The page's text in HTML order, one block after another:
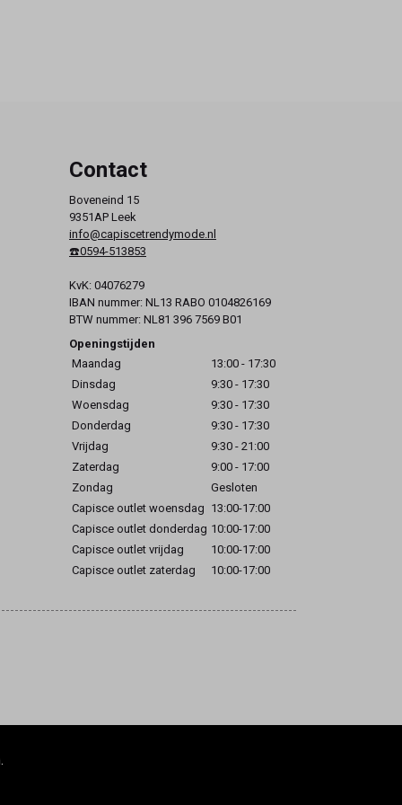
Contact
Boveneind 15
9351AP Leek
info@capiscetrendymode.nl
☎️0594-513853
KvK: 04076279
IBAN nummer: NL13 RABO 0104826169
BTW nummer: NL81 396 7569 B01
Openingstijden
Maandag
13:00 - 17:30
Dinsdag
9:30 - 17:30
Woensdag
9:30 - 17:30
Donderdag
9:30 - 17:30
Vrijdag
9:30 - 21:00
Zaterdag
9:00 - 17:00
Zondag
Gesloten
Capisce outlet woensdag 13:00-17:00
Capisce outlet donderdag 10:00-17:00
Capisce outlet vrijdag
10:00-17:00
Capisce outlet zaterdag
10:00-17:00